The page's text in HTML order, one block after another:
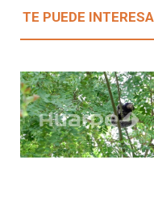
TE PUEDE